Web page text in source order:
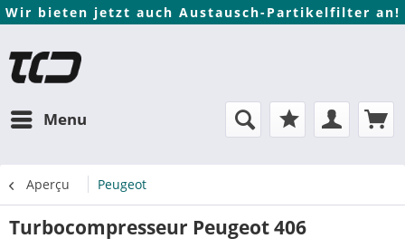
Wir bieten jetzt auch Austausch-Partikelfilter an!
Menu
Aperçu Peugeot
Turbocompresseur Peugeot 406